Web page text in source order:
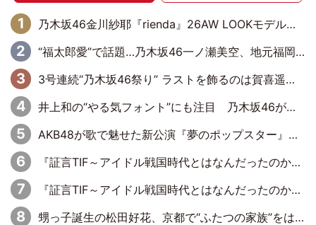
乃木坂46金川紗耶『rienda』26AW LOOKモデルに就任
“福太郎愛”で話題…乃木坂46一ノ瀬美空、地元福岡『めんべい25周年トップサポーター』に就任
3号連続“乃木坂46祭り” ラストを飾るのは賀喜遥香…5年ぶりの登場に「5年分大人になった私を見ていただけたら」
井上和の“やる気フォント”にも注目 乃木坂46が挑んだ書道パフォーマンスの舞台裏
AKB48が歌で魅せた新公演『夢のポップスター』 初日から全身全霊のステージ
『証言TIF～アイドル戦国時代とはなんだったのか～』第6回：でんぱ組.inc・古川未鈴×相沢梨紗「『ハロプロやりたかったな』って言ったら、夢眠ねむさんに『てめえはでんぱ組．incなんだよ！』って肩パンされて(笑)」
『証言TIF～アイドル戦国時代とはなんだったのか～』第11回：私立恵比寿中学・真山りか×安本彩花「TIFで10年ぶりのキョンシーメイクをしたら、場を完全に引かせてしまって。時代が変わったんだなって」
甥っ子誕生の松田好花、京都で“ふたつの家族”をはしご！ “母”黒谷友香に見送られ、“父”松岡昌宏とはハシゴ酒